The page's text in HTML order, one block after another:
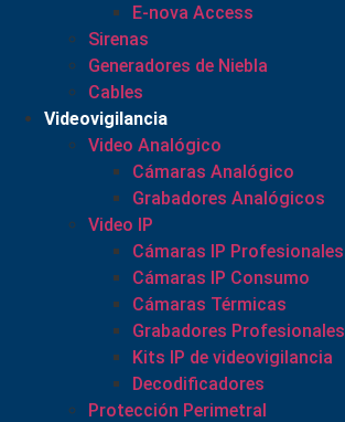
E-nova Access
Sirenas
Generadores de Niebla
Cables
Videovigilancia
Video Analógico
Cámaras Analógico
Grabadores Analógicos
Video IP
Cámaras IP Profesionales
Cámaras IP Consumo
Cámaras Térmicas
Grabadores Profesionales
Kits IP de videovigilancia
Decodificadores
Protección Perimetral